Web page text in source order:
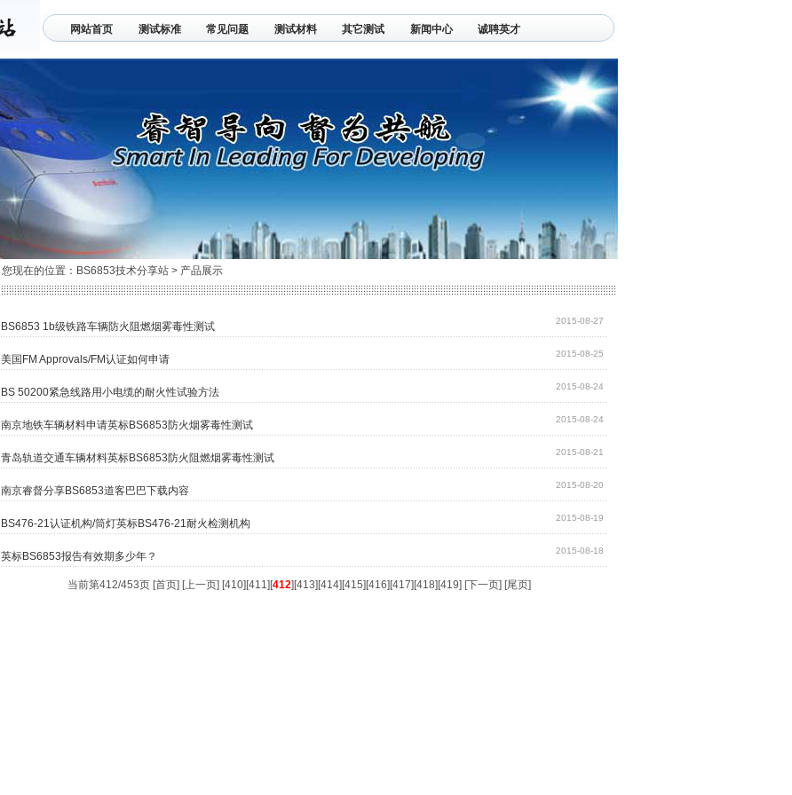
网站首页 测试标准 常见问题 测试材料 其它测试 新闻中心 诚聘英才
联系我们
您现在的位置： BS6853技术分享站 > 产品展示
BS6853 1b级铁路车辆防火阻燃烟雾毒性测试 2015-08-27
美国FM Approvals/FM认证如何申请 2015-08-25
BS 50200紧急线路用小电缆的耐火性试验方法 2015-08-24
南京地铁车辆材料申请英标BS6853防火烟雾毒性测试 2015-08-24
青岛轨道交通车辆材料英标BS6853防火阻燃烟雾毒性测试 2015-08-21
南京睿督分享BS6853道客巴巴下载内容 2015-08-20
BS476-21认证机构/筒灯英标BS476-21耐火检测机构 2015-08-19
英标BS6853报告有效期多少年？ 2015-08-18
当前第412/453页 [首页] [上一页] [410][411][412][413][414][415][416][417][418][419] [下一页] [尾页]